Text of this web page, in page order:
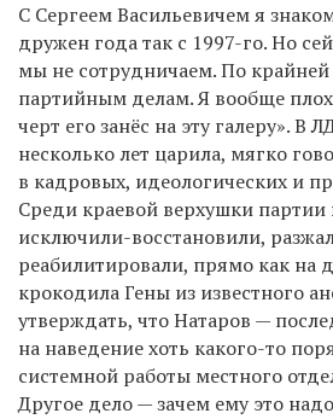
С Сергеем Васильевичем я
дружен года так с 1997-го. Но
мы не сотрудничаем. По
партийным делам. Я вообще
черт его занёс на эту галеру». В
несколько лет царила, мягко
в кадровых, идеологических и
Среди краевой верхушки партии
исключили-восстановили,
реабилитировали, прямо как на
крокодила Гены из известного
утверждать, что Натаров —
на наведение хоть какого-то
системной работы местного
Другое дело — зачем ему это